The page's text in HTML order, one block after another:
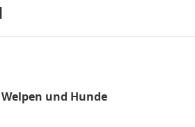
und Hunde